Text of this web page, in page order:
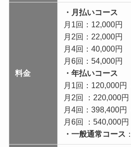
料金
・月払いコース
月1回：12,000円
月2回：22,000円
月4回：40,000円
月6回：54,000円
・年払いコース
月1回：120,000円
月2回 ：220,000円
月4回：398,400円
月6回 ：540,000円
・一般通常コース